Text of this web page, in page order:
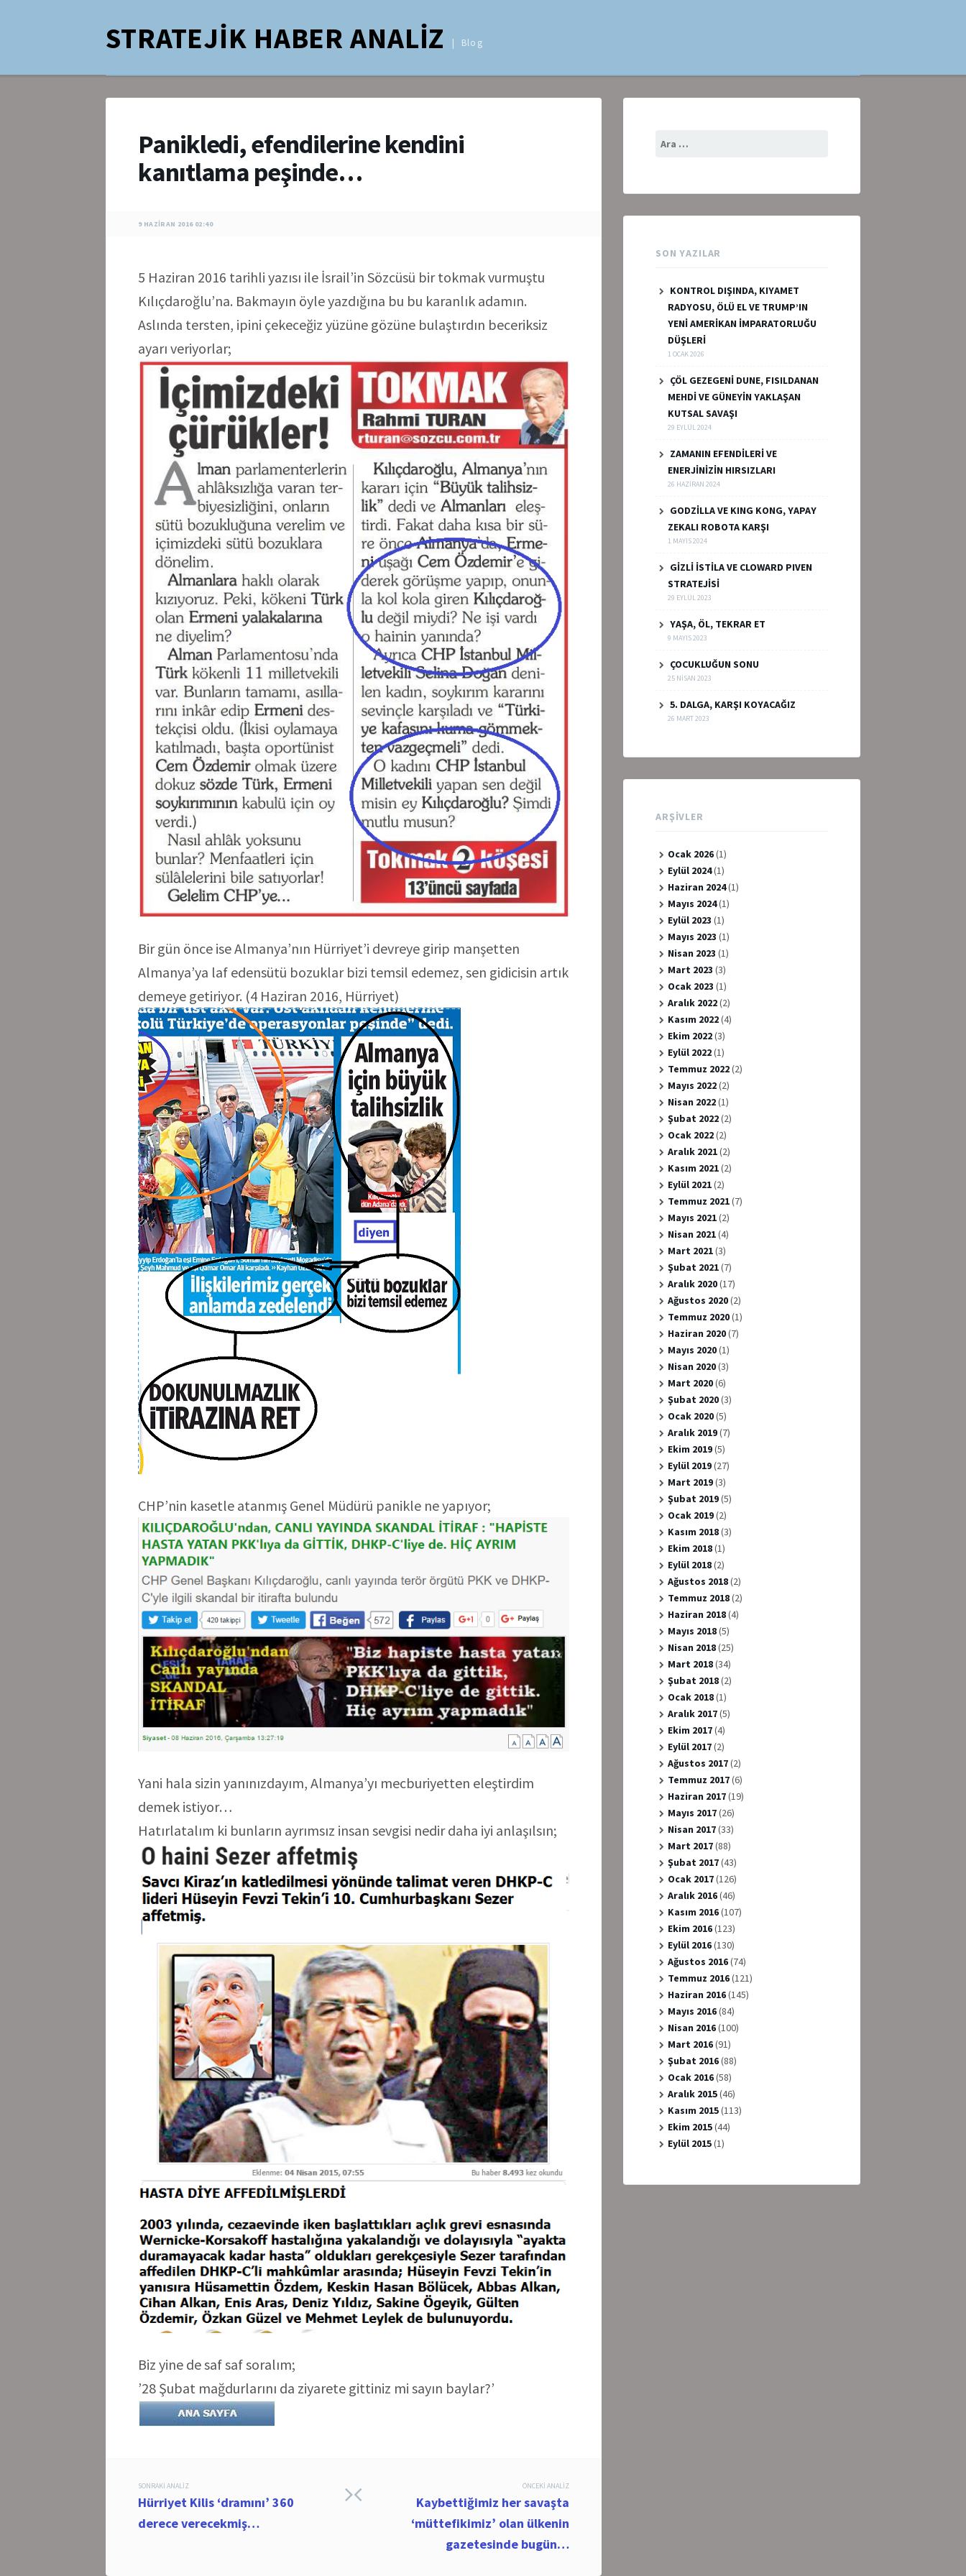
STRATEJİK HABER ANALİZ Blog
Panikledi, efendilerine kendini
kanıtlama peşinde…
9 HAZIRAN 2016 02:40
5 Haziran 2016 tarihli yazısı ile İsrail’in Sözcüsü bir tokmak vurmuştu
Kılıçdaroğlu’na. Bakmayın öyle yazdığına bu bu karanlık adamın.
Aslında tersten, ipini çekeceğiz yüzüne gözüne bulaştırdın beceriksiz
ayarı veriyorlar;
Bir gün önce ise Almanya’nın Hürriyet’i devreye girip manşetten
Almanya’ya laf edensütü bozuklar bizi temsil edemez, sen gidicisin artık
demeye getiriyor. (4 Haziran 2016, Hürriyet)
CHP’nin kasetle atanmış Genel Müdürü panikle ne yapıyor;
Yani hala sizin yanınızdayım, Almanya’yı mecburiyetten eleştirdim
demek istiyor…
Hatırlatalım ki bunların ayrımsız insan sevgisi nedir daha iyi anlaşılsın;
Biz yine de saf saf soralım;
’28 Şubat mağdurlarını da ziyarete gittiniz mi sayın baylar?’
Post
navigation
ÖNCEKI ANALIZ
Kaybettiğimiz her savaşta
‘müttefikimiz’ olan ülkenin
gazetesinde bugün…
SONRAKI ANALIZ
Hürriyet Kilis ‘dramını’ 360
derece verecekmiş…
SON YAZILAR
KONTROL DIŞINDA, KIYAMET
RADYOSU, ÖLÜ EL VE TRUMP’IN
YENİ AMERİKAN İMPARATORLUĞU
DÜŞLERİ
1 OCAK 2026
ÇÖL GEZEGENİ DUNE, FISILDANAN
MEHDİ VE GÜNEYİN YAKLAŞAN
KUTSAL SAVAŞI
29 EYLÜL 2024
ZAMANIN EFENDİLERİ VE
ENERJİNİZİN HIRSIZLARI
26 HAZIRAN 2024
GODZİLLA VE KING KONG, YAPAY
ZEKALI ROBOTA KARŞI
1 MAYIS 2024
GİZLİ İSTİLA VE CLOWARD PIVEN
STRATEJİSİ
29 EYLÜL 2023
YAŞA, ÖL, TEKRAR ET
9 MAYIS 2023
ÇOCUKLUĞUN SONU
25 NISAN 2023
5. DALGA, KARŞI KOYACAĞIZ
26 MART 2023
ARŞIVLER
Ocak 2026(1)
Eylül 2024(1)
Haziran 2024(1)
Mayıs 2024(1)
Eylül 2023 (1)
Mayıs 2023 (1)
Nisan 2023 (1)
Mart 2023 (3)
Ocak 2023 (1)
Aralık 2022(2)
Kasım 2022(4)
Ekim 2022(3)
Eylül 2022(1)
Temmuz 2022(2)
Mayıs 2022(2)
Nisan 2022(1)
Şubat 2022(2)
Ocak 2022(2)
Aralık 2021(2)
Kasım 2021(2)
Eylül 2021(2)
Temmuz 2021(7)
Mayıs 2021(2)
Nisan 2021(4)
Mart 2021(3)
Şubat 2021(7)
Aralık 2020(17)
Ağustos 2020(2)
Temmuz 2020(1)
Haziran 2020(7)
Mayıs 2020(1)
Nisan 2020(3)
Mart 2020(6)
Şubat 2020(3)
Ocak 2020(5)
Aralık 2019(7)
Ekim 2019(5)
Eylül 2019(27)
Mart 2019(3)
Şubat 2019(5)
Ocak 2019(2)
Kasım 2018(3)
Ekim 2018(1)
Eylül 2018(2)
Ağustos 2018(2)
Temmuz 2018(2)
Haziran 2018(4)
Mayıs 2018(5)
Nisan 2018(25)
Mart 2018(34)
Şubat 2018(2)
Ocak 2018(1)
Aralık 2017(5)
Ekim 2017(4)
Eylül 2017(2)
Ağustos 2017(2)
Temmuz 2017(6)
Haziran 2017(19)
Mayıs 2017(26)
Nisan 2017(33)
Mart 2017(88)
Şubat 2017(43)
Ocak 2017(126)
Aralık 2016(46)
Kasım 2016(107)
Ekim 2016(123)
Eylül 2016(130)
Ağustos 2016(74)
Temmuz 2016(121)
Haziran 2016(145)
Mayıs 2016(84)
Nisan 2016(100)
Mart 2016(91)
Şubat 2016(88)
Ocak 2016(58)
Aralık 2015(46)
Kasım 2015(113)
Ekim 2015(44)
Eylül 2015(1)